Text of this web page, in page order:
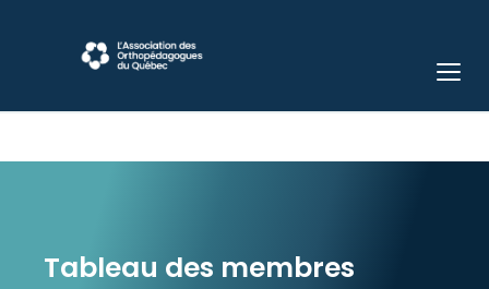
Tableau des membres